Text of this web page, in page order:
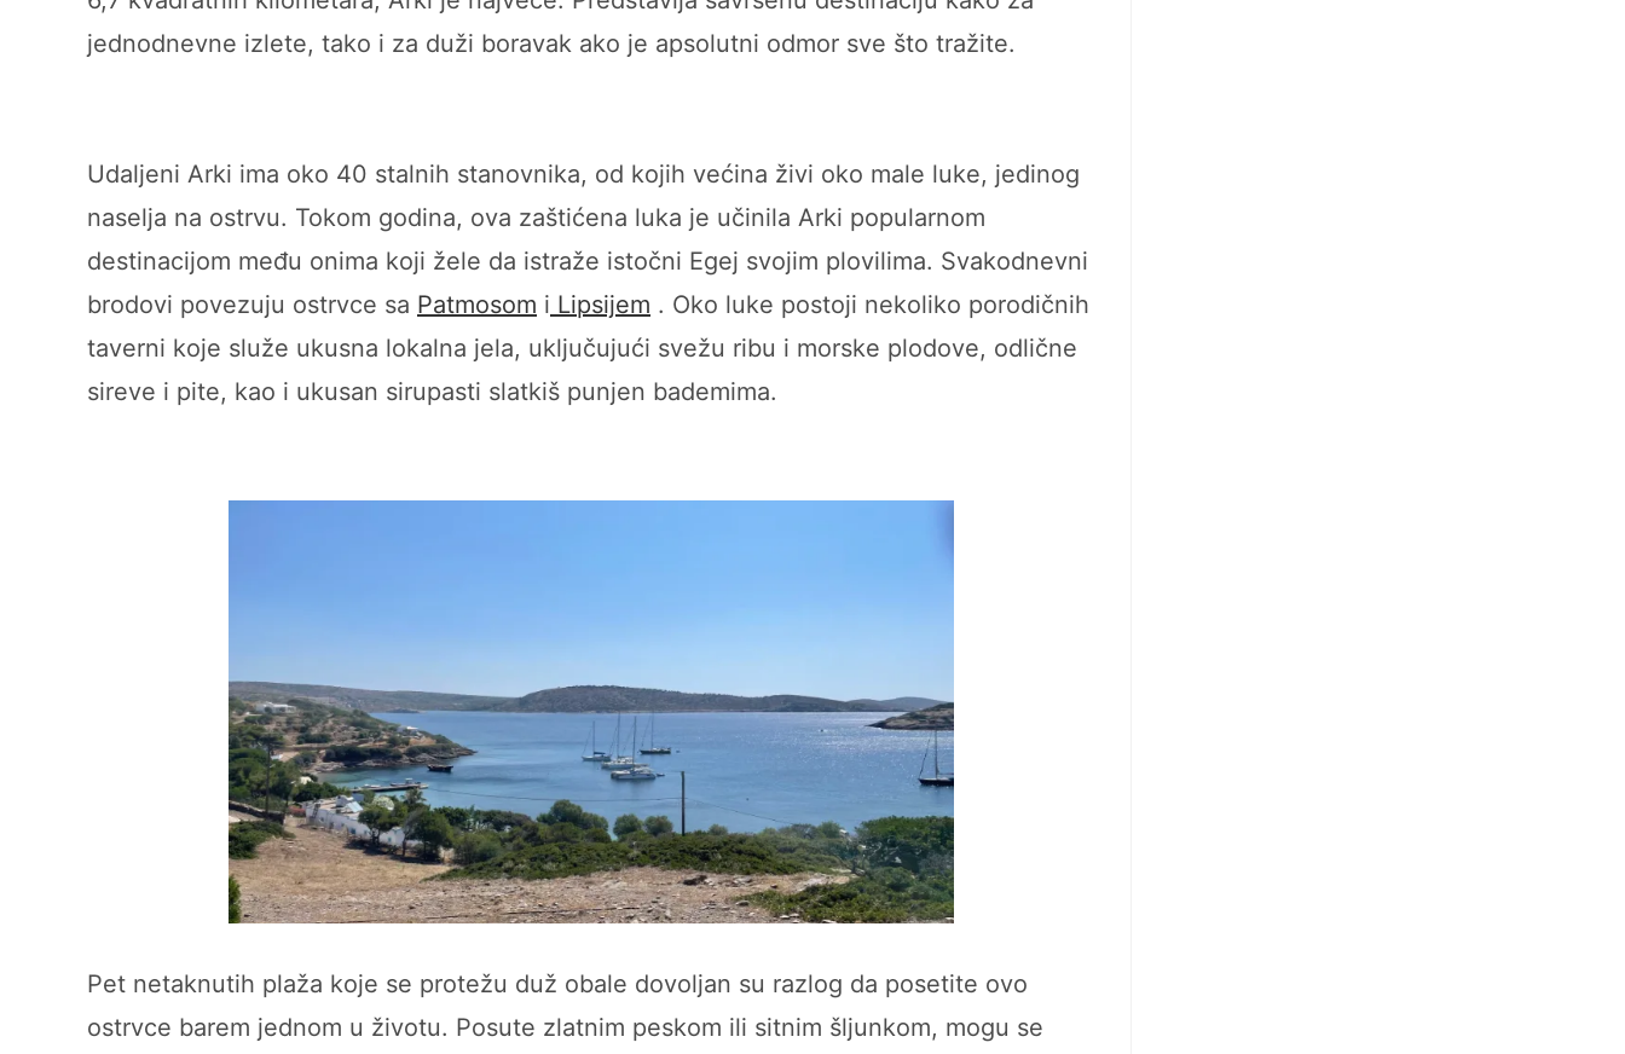
jednodnevne izlete, tako i za duži boravak ako je apsolutni odmor sve što tražite.
Udaljeni Arki ima oko 40 stalnih stanovnika, od kojih većina živi oko male luke, jedinog
naselja na ostrvu. Tokom godina, ova zaštićena luka je učinila Arki popularnom
destinacijom među onima koji žele da istraže istočni Egej svojim plovilima. Svakodnevni
brodovi povezuju ostrvce sa Patmosom i Lipsijem . Oko luke postoji nekoliko porodičnih
taverni koje služe ukusna lokalna jela, uključujući svežu ribu i morske plodove, odlične
sireve i pite, kao i ukusan sirupasti slatkiš punjen bademima.
Pet netaknutih plaža koje se protežu duž obale dovoljan su razlog da posetite ovo
ostrvce barem jednom u životu. Posute zlatnim peskom ili sitnim šljunkom, mogu se